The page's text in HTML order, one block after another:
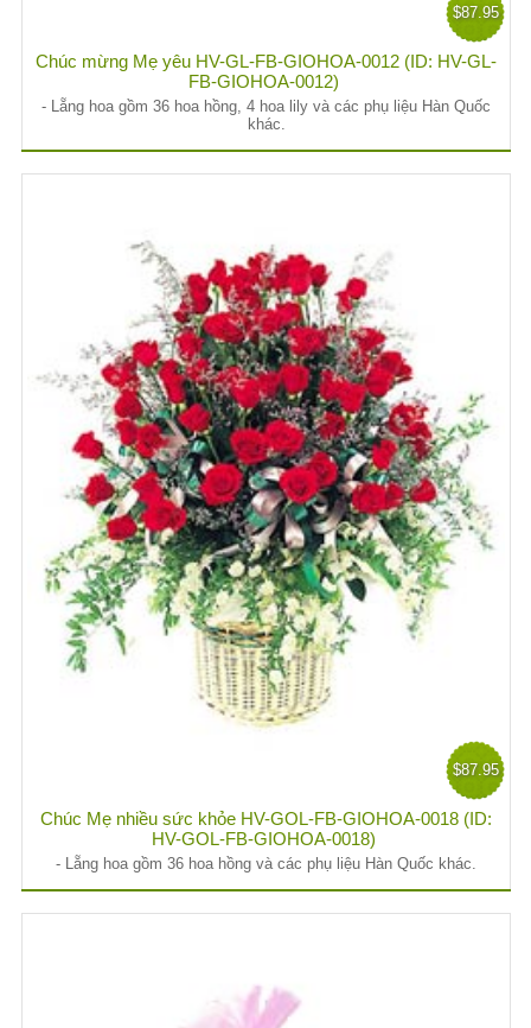
$87.95
Chúc mừng Mẹ yêu HV-GL-FB-GIOHOA-0012 (ID: HV-GL-
FB-GIOHOA-0012)
- Lẵng hoa gồm 36 hoa hồng, 4 hoa lily và các phụ liệu Hàn Quốc
khác.
$87.95
Chúc Mẹ nhiều sức khỏe HV-GOL-FB-GIOHOA-0018 (ID:
HV-GOL-FB-GIOHOA-0018)
- Lẵng hoa gồm 36 hoa hồng và các phụ liệu Hàn Quốc khác.